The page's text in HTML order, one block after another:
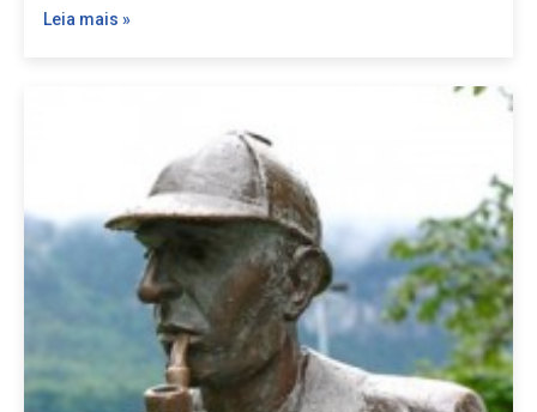
Leia mais »